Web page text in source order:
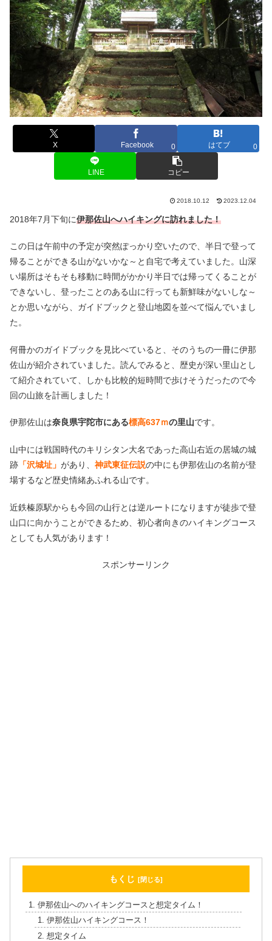
X Facebook 0 はてブ 0
LINE コピー
2018.10.12 2023.12.04
2018年7月下旬に伊那佐山へハイキングに訪れました！
この日は午前中の予定が突然ぽっかり空いたので、半日で登って
帰ることができる山がないかな～と自宅で考えていました。山深
い場所はそもそも移動に時間がかかり半日では帰ってくることが
できないし、登ったことのある山に行っても新鮮味がないしな～
とか思いながら、ガイドブックと登山地図を並べて悩んでいまし
た。
何冊かのガイドブックを見比べていると、そのうちの一冊に伊那
佐山が紹介されていました。読んでみると、歴史が深い里山とし
て紹介されていて、しかも比較的短時間で歩けそうだったので今
回の山旅を計画しました！
伊那佐山は奈良県宇陀市にある標高637ｍの里山です。
山中には戦国時代のキリシタン大名であった高山右近の居城の城
跡 「沢城址」 があり、 神武東征伝説の中にも伊那佐山の名前が登
場するなど歴史情緒あふれる山です。
近鉄榛原駅からも今回の山行とは逆ルートになりますが徒歩で登
山口に向かうことができるため、初心者向きのハイキングコース
としても人気があります！
スポンサーリンク
もくじ
伊那佐山へのハイキングコースと想定タイム！
伊那佐山ハイキングコース！
想定タイム